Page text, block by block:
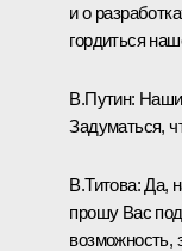
и о
гордиться
В.Путин: Наши
Задуматься,
В.Титова:Да,
прошу Вас
возможность,